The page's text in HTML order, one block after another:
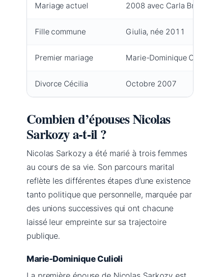
Mariage actuel 2008 avec Carla Bruni
Fille commune Giulia, née 2011
Premier mariage Marie-Dominique Culioli
Divorce Cécilia Octobre 2007
Combien d’épouses Nicolas
Sarkozy a-t-il ?
Nicolas Sarkozy a été marié à trois femmes
au cours de sa vie. Son parcours marital
reflète les différentes étapes d’une existence
tanto politique que personnelle, marquée par
des unions successives qui ont chacune
laissé leur empreinte sur sa trajectoire
publique.
Marie-Dominique Culioli